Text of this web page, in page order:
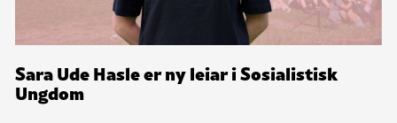
Sara Ude Hasle er ny leiar i Sosialistisk
Ungdom